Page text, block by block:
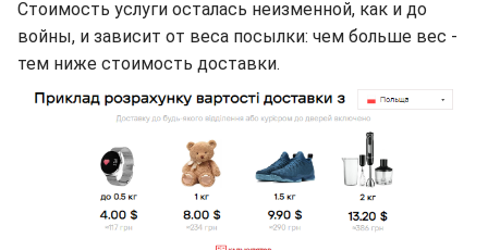
Стоимость услуги осталась неизменной, как и до
войны, и зависит от веса посылки: чем больше вес -
тем ниже стоимость доставки.